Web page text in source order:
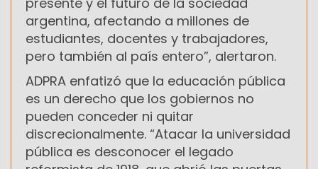
argentina, afectando a millones de
estudiantes, docentes y trabajadores,
pero también al país entero”, alertaron.
ADPRA enfatizó que la educación pública
es un derecho que los gobiernos no
pueden conceder ni quitar
discrecionalmente. “Atacar la universidad
pública es desconocer el legado